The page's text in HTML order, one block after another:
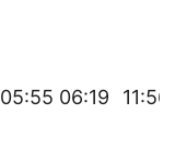
05:55 06:19 11:56